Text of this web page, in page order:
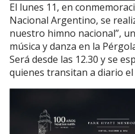
El lunes 11, en
Nacional Argentino, se
nuestro himno nacional”,
música y danza en la
Será desde las 12.30 y se
quienes transitan a diario el